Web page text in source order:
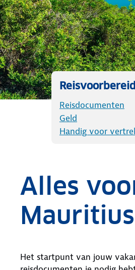
Reisdocumenten
Geld
Handig voor
Alles
Mauritius
Het startpunt van jouw